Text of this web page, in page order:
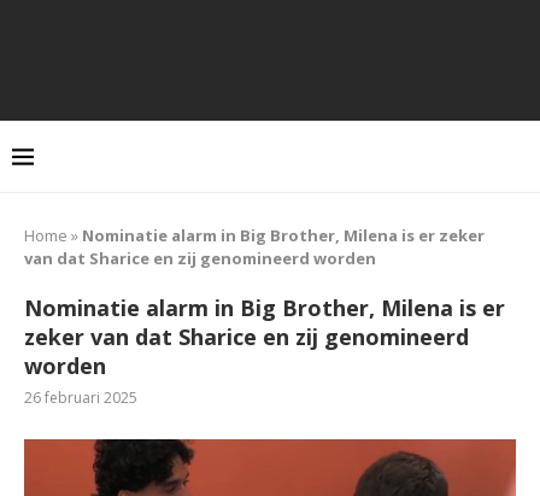
Home » Nominatie alarm in Big Brother, Milena is er zeker
van dat Sharice en zij genomineerd worden
Nominatie alarm in Big Brother, Milena is er
zeker van dat Sharice en zij genomineerd
worden
26 februari 2025